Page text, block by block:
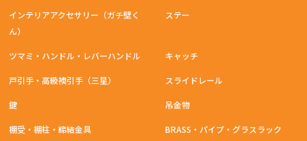
インテリアアクセサリー（ガチ壁く
ん）
ツマミ・ハンドル・レバーハンドル
戸引手・高級襖引手（三星）
鍵
ステー
キャッチ
スライドレール
吊金物
棚受・棚柱・締結金具 BRASS・パイプ・グラスラック